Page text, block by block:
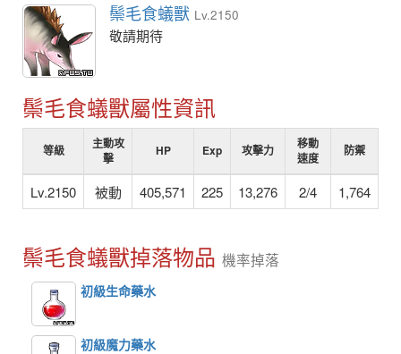
鬃毛食蟻獸 Lv.2150
敬請期待
鬃毛食蟻獸屬性資訊
等級
主動攻
擊
HP Exp 攻擊力
移動
速度
防禦
Lv.2150 被動 405,571 225 13,276 2/4 1,764
鬃毛食蟻獸掉落物品 機率掉落
初級生命藥水
初級魔力藥水